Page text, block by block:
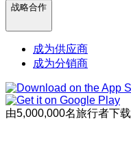
战略合作
成为供应商
成为分销商
由5,000,000名旅行者下载